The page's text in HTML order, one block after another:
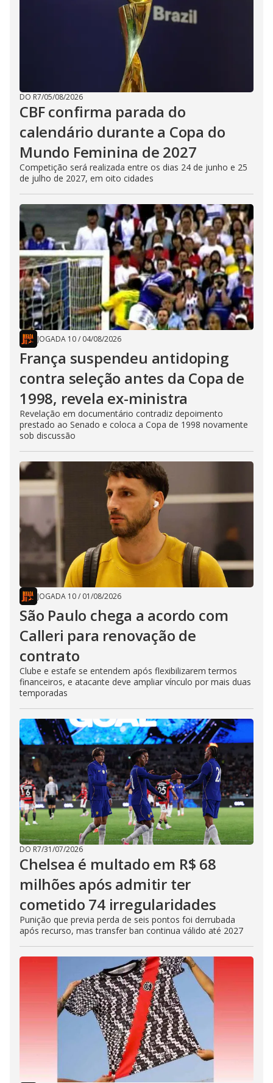
DO R7/05/08/2026
CBF confirma parada do
calendário durante a Copa do
Mundo Feminina de 2027
Competição será realizada entre os dias 24 de junho e 25
de julho de 2027, em oito cidades
JOGADA 10/ 04/08/2026
França suspendeu antidoping
contra seleção antes da Copa de
1998, revela ex-ministra
Revelação em documentário contradiz depoimento
prestado ao Senado e coloca a Copa de 1998 novamente
sob discussão
JOGADA 10/ 01/08/2026
São Paulo chega a acordo com
Calleri para renovação de
contrato
Clube e estafe se entendem após flexibilizarem termos
financeiros, e atacante deve ampliar vínculo por mais duas
temporadas
DO R7/31/07/2026
Chelsea é multado em R$ 68
milhões após admitir ter
cometido 74 irregularidades
Punição que previa perda de seis pontos foi derrubada
após recurso, mas transfer ban continua válido até 2027